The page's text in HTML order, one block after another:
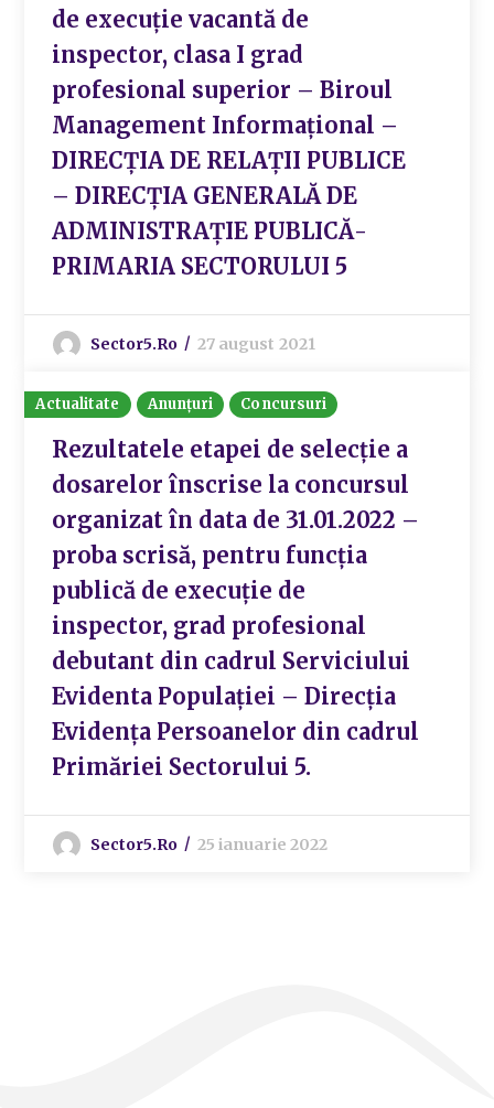
de execuție vacantă de
inspector, clasa I grad
profesional superior – Biroul
Management Informațional –
DIRECȚIA DE RELAȚII PUBLICE
– DIRECȚIA GENERALĂ DE
ADMINISTRAȚIE PUBLICĂ-
PRIMARIA SECTORULUI 5
Sector5.ro 27 august 2021
Actualitate Anunțuri Concursuri
Rezultatele etapei de selecție a
dosarelor înscrise la concursul
organizat în data de 31.01.2022 –
proba scrisă, pentru funcția
publică de execuție de
inspector, grad profesional
debutant din cadrul Serviciului
Evidenta Populației – Direcția
Evidența Persoanelor din cadrul
Primăriei Sectorului 5.
Sector5.ro 25 ianuarie 2022